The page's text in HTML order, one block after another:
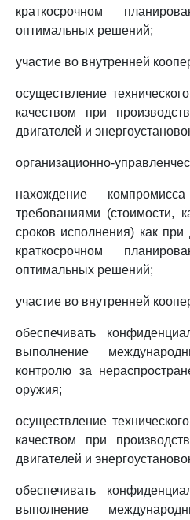
краткосрочном
оптимальных решений;
участие во внутренней
осуществление
качеством при
двигателей и
организационно-
нахождение
требованиями (стоимости,
сроков исполнения) как
краткосрочном
оптимальных решений;
участие во внутренней
обеспечивать
выполнение
контролю за
оружия;
осуществление
качеством при
двигателей и
обеспечивать
выполнение